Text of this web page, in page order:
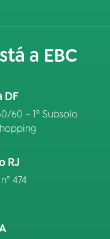
a EBC
DF
60 – 1º Subsolo
RJ
474